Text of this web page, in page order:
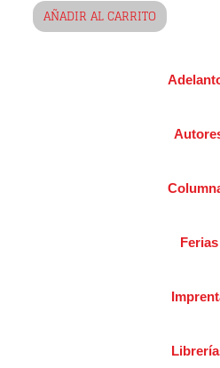
AÑADIR AL CARRITO
Ferias